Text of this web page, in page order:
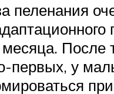
пеленания
После
первых, у